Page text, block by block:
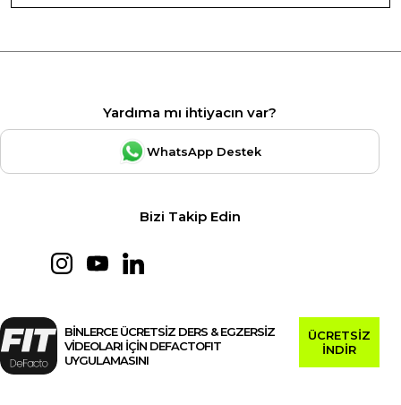
Yardıma mı ihtiyacın var?
WhatsApp Destek
Bizi Takip Edin
BİNLERCE ÜCRETSİZ DERS & EGZERSİZ
VİDEOLARI İÇİN DEFACTOFIT
UYGULAMASINI
ÜCRETSİZ
İNDİR